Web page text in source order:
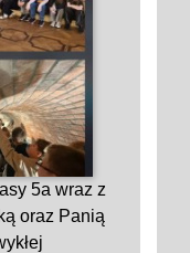
5a wraz z
oraz Panią